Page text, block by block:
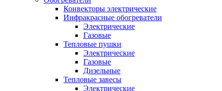
Конвекторы электрические
Инфракрасные обогреватели
Электрические
Газовые
Тепловые пушки
Электрические
Газовые
Дизельные
Тепловые завесы
Электрические